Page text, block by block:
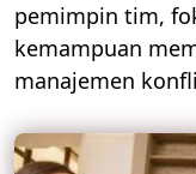
pemimpin tim,
kemampuan
manajemen